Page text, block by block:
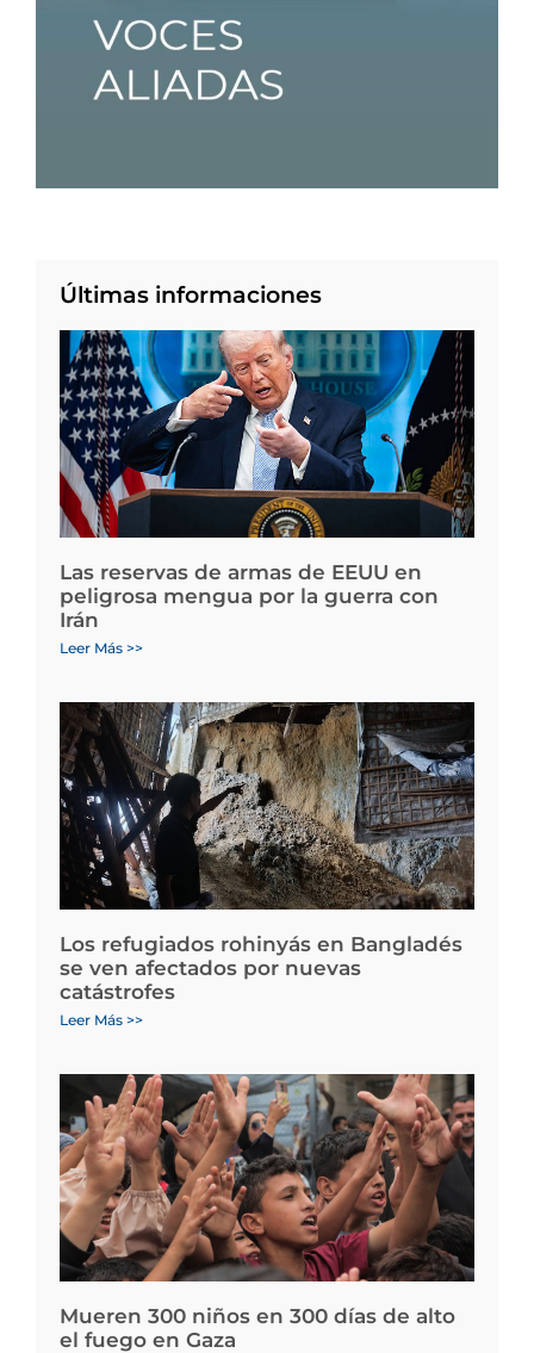
Últimas informaciones
Las reservas de armas de EEUU en
peligrosa mengua por la guerra con
Irán
Leer Más >>
Los refugiados rohinyás en Bangladés
se ven afectados por nuevas
catástrofes
Leer Más >>
Mueren 300 niños en 300 días de alto
el fuego en Gaza